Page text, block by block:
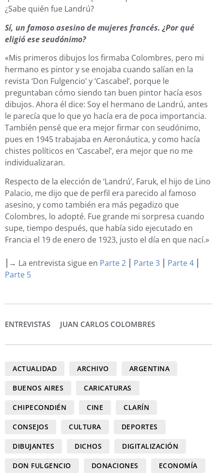
¿Sabe quién fue Landrú?
Sí, un famoso asesino de mujeres francés. ¿Por qué
eligió ese seudónimo?
«Mis primeros dibujos los firmaba Colombres, pero mi
hermano es pintor y se enojaba cuando salían en la
revista ‘Don Fulgencio’ y ‘Cascabel’, porque le
preguntaban cómo siendo tan buen pintor hacía esos
dibujos. Ahora él dice: Soy el hermano de Landrú, antes
le parecía que lo que yo hacía era de poca importancia.
También pensé que era mejor firmar con seudónimo,
pues en 1945 trabajaba en Aeronáutica, y como hacía
chistes políticos en ‘Cascabel’, era mejor que no me
individualizaran.
Respecto de la elección de ‘Landrú’, Faruk, el hijo de Lino
Palacio, me dijo que de perfil era parecido al famoso
asesino, y como también era más pegadizo que
Colombres, lo adopté. Fue grande mi sorpresa cuando
supe, tiempo después, que había sido ejecutado en
Francia el 19 de enero de 1923, justo el día en que nací.»
⎮→ La entrevista sigue en Parte 2 Parte 3 Parte 4
Parte 5
ENTREVISTAS JUAN CARLOS COLOMBRES
ACTUALIDAD ARCHIVO ARGENTINA
BUENOS AIRES CARICATURAS
CHIPECONDIÉN CINE CLARÍN
CONSEJOS CULTURA DEPORTES
DIBUJANTES DICHOS DIGITALIZACIÓN
DON FULGENCIO DONACIONES ECONOMÍA